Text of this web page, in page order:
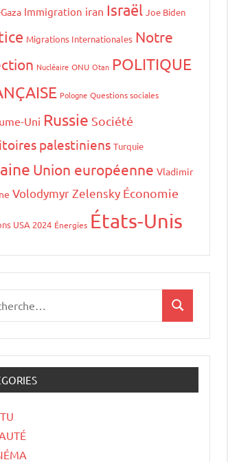
Immigration iran Israël Joe Biden
Migrations Internationales Notre
Nucléaire ONU Otan POLITIQUE
Pologne Questions sociales
Uni Russie Société
palestiniens Turquie
Union européenne Vladimir
Volodymyr Zelensky Économie
USA 2024 Énergies États-Unis